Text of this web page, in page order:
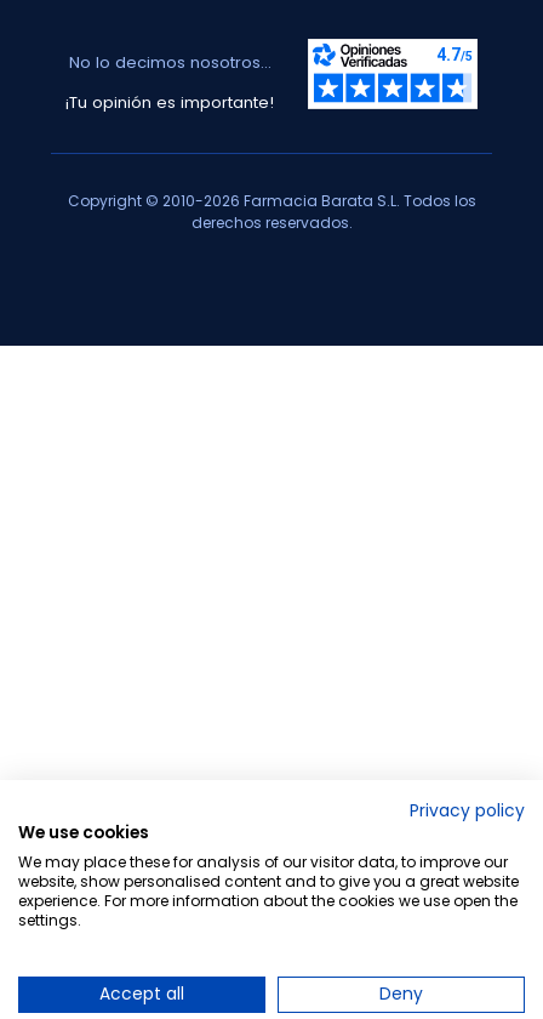
No lo decimos nosotros...
¡Tu opinión es importante!
Copyright © 2010-2026 Farmacia Barata S.L. Todos los
derechos reservados.
Privacy policy
We use cookies
We may place these for analysis of our visitor data, to improve our
website, show personalised content and to give you a great website
experience. For more information about the cookies we use open the
settings.
Accept all Deny